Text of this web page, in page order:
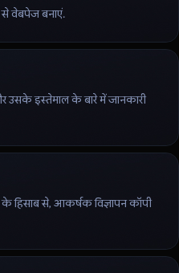
से वेबपेज बनाएं.
इस्तेमाल के बारे में जानकारी
हिसाब से, आकर्षक विज्ञापन कॉपी